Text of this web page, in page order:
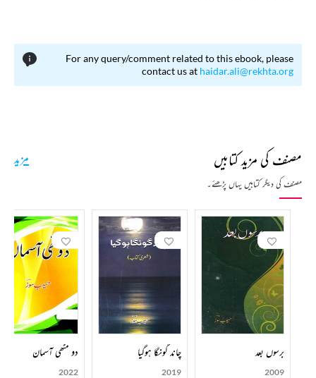
For any query/comment related to this ebook, please
contact us at haidar.ali@rekhta.org
مصنف کی مزید کتابیں
مصنف کی دیگر کتابیں یہاں پڑھئے۔
مزید
برسوں بعد
2009
چاند گونگا ہوگیا
2019
دو مٹھی آسمان
2022